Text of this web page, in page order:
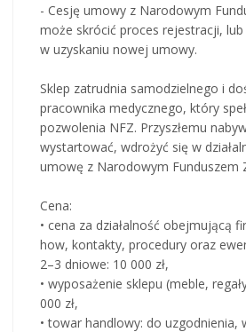
- Cesję umowy z Narodowym
może skrócić proces rejestracji,
w uzyskaniu nowej umowy.
Sklep zatrudnia samodzielnego i
pracownika medycznego, który
pozwolenia NFZ. Przyszłemu
wystartować, wdrożyć się w
umowę z Narodowym Funduszem
Cena:
• cena za działalność obejmującą
how, kontakty, procedury oraz
2–3 dniowe: 10 000 zł,
• wyposażenie sklepu (meble,
000 zł,
• towar handlowy: do uzgodnienia,